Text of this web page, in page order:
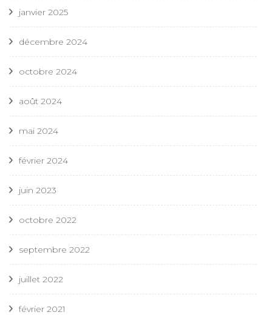
janvier 2025
décembre 2024
octobre 2024
août 2024
mai 2024
février 2024
juin 2023
octobre 2022
septembre 2022
juillet 2022
février 2021